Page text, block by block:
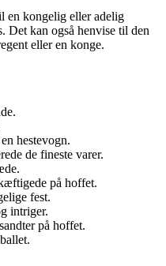
en kongelig eller adelig
Det kan også henvise til den
eller en konge.
hestevogn.
de fineste varer.
på hoffet.
fest.
intriger.
på hoffet.